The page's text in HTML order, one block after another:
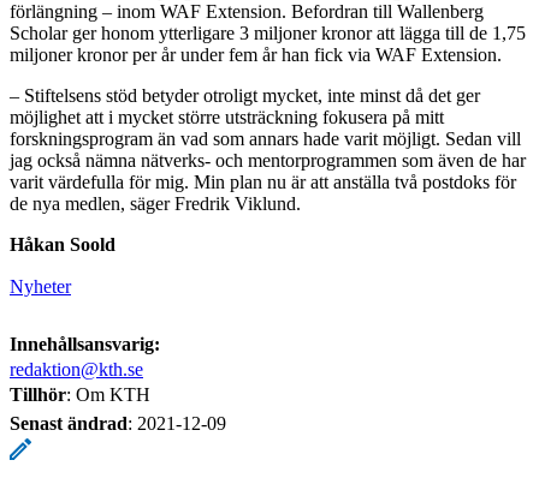
förlängning – inom WAF Extension. Befordran till Wallenberg
Scholar ger honom ytterligare 3 miljoner kronor att lägga till de 1,75
miljoner kronor per år under fem år han fick via WAF Extension.
– Stiftelsens stöd betyder otroligt mycket, inte minst då det ger
möjlighet att i mycket större utsträckning fokusera på mitt
forskningsprogram än vad som annars hade varit möjligt. Sedan vill
jag också nämna nätverks- och mentorprogrammen som även de har
varit värdefulla för mig. Min plan nu är att anställa två postdoks för
de nya medlen, säger Fredrik Viklund.
Håkan Soold
Nyheter
Innehållsansvarig:
redaktion@kth.se
Tillhör: Om KTH
Senast ändrad: 2021-12-09